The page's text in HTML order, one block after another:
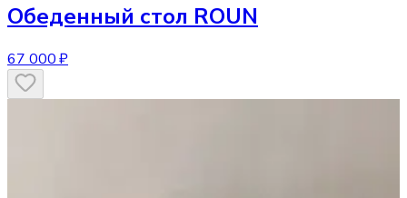
Обеденный стол ROUN
67 000 ₽